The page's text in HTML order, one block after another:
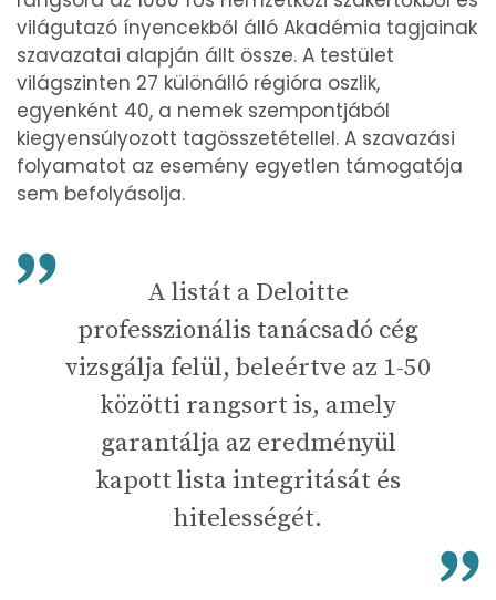
világutazó ínyencekből álló Akadémia tagjainak
szavazatai alapján állt össze. A testület
világszinten 27 különálló régióra oszlik,
egyenként 40, a nemek szempontjából
kiegyensúlyozott tagösszetétellel. A szavazási
folyamatot az esemény egyetlen támogatója
sem befolyásolja.
A listát a Deloitte
professzionális tanácsadó cég
vizsgálja felül, beleértve az 1-50
közötti rangsort is, amely
garantálja az eredményül
kapott lista integritását és
hitelességét.